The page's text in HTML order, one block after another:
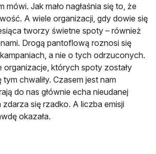
mówi. Jak mało nagłaśnia się to, że
A wiele organizacji, gdy dowie się
tworzy świetne spoty – również
Drogą pantoflową roznosi się
a nie o tych odrzuconych.
organizacje, których spoty zostały
chwaliły. Czasem jest nam
do nas głównie echa nieudanej
zdarza się rzadko. A liczba emisji
okazała.